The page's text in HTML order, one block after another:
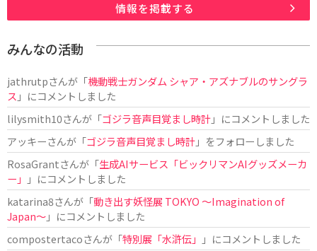
情報を掲載する
みんなの活動
jathrutpさんが「機動戦士ガンダム シャア・アズナブルのサングラ
ス 」にコメントしました
lilysmith10さんが「ゴジラ音声目覚まし時計」にコメントしました
アッキーさんが「ゴジラ音声目覚まし時計」をフォローしました
RosaGrantさんが「生成AIサービス「ビックリマンAIグッズメーカ
ー」
」にコメントしました
katarina8さんが「動き出す妖怪展 TOKYO 〜Imagination of
Japan〜」にコメントしました
compostertacoさんが「特別展「水滸伝」
」にコメントしました